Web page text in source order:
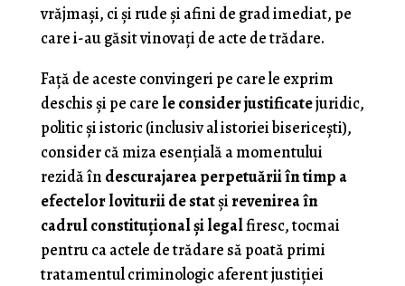
vrăjmaşi, ci şi rude şi afini de grad imediat, pe
care i-au găsit vinovaţi de acte de trădare.
Faţă de aceste convingeri pe care le exprim
deschis şi pe care le consider justificatejuridic,
politic şi istoric (inclusiv al istoriei bisericeşti),
consider că miza esenţială a momentului
rezidă în descurajarea perpetuării în timp a
efectelor loviturii de statşirevenirea în
cadrul constituţional şi legalfiresc, tocmai
pentru ca actele de trădare să poată primi
tratamentul criminologic aferent justiţiei